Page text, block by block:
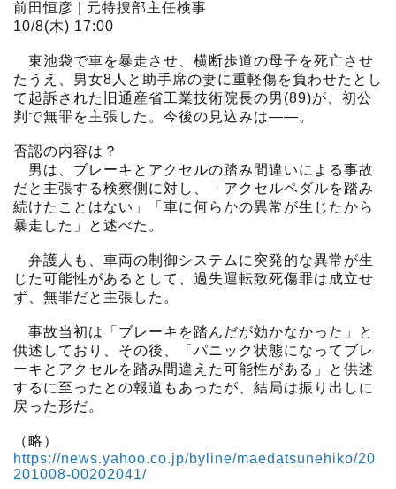
前田恒彦 | 元特捜部主任検事
10/8(木) 17:00
東池袋で車を暴走させ、横断歩道の母子を死亡させ
たうえ、男女8人と助手席の妻に重軽傷を負わせたとし
て起訴された旧通産省工業技術院長の男(89)が、初公
判で無罪を主張した。今後の見込みは――。
否認の内容は？
男は、ブレーキとアクセルの踏み間違いによる事故
だと主張する検察側に対し、「アクセルペダルを踏み
続けたことはない」「車に何らかの異常が生じたから
暴走した」と述べた。
弁護人も、車両の制御システムに突発的な異常が生
じた可能性があるとして、過失運転致死傷罪は成立せ
ず、無罪だと主張した。
事故当初は「ブレーキを踏んだが効かなかった」と
供述しており、その後、「パニック状態になってブレ
ーキとアクセルを踏み間違えた可能性がある」と供述
するに至ったとの報道もあったが、結局は振り出しに
戻った形だ。
（略）
https://news.yahoo.co.jp/byline/maedatsunehiko/20
201008-00202041/